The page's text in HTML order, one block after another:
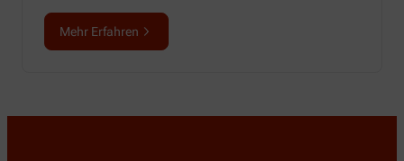
Mehr Erfahren